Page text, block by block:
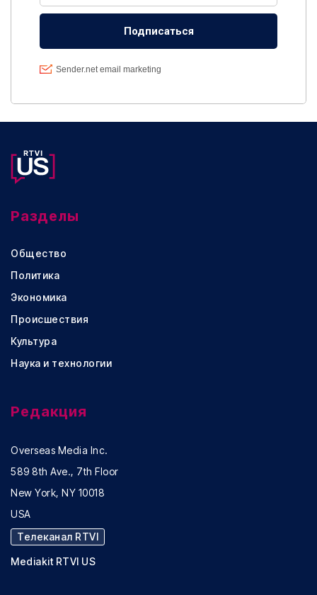
Разделы
Общество
Политика
Экономика
Происшествия
Культура
Наука и технологии
Редакция
Overseas Media Inc.
589 8th Ave., 7th Floor
New York, NY 10018
USA
Телеканал RTVI
Mediakit RTVI US